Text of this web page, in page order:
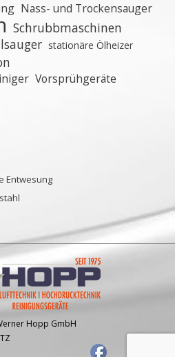
Nass- und Trockensauger
Schrubbmaschinen
stationäre Ölheizer
Vorsprühgeräte
Entwesung
Hopp GmbH